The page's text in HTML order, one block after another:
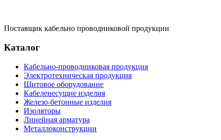
Поставщик кабельно проводниковой продукции
Каталог
Кабельно-проводниковая продукция
Электротехническая продукция
Щитовое оборудование
Кабеленесущие изделия
Железо-бетонные изделия
Изоляторы
Линейная арматура
Металлоконструкции